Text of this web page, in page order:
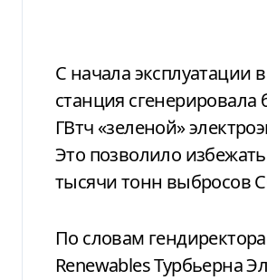
С начала эксплуатации
станция сгенерировала
ГВтч «зеленой»
Это позволило
тысячи тонн выбросов
По словам
Renewables Турбьерна